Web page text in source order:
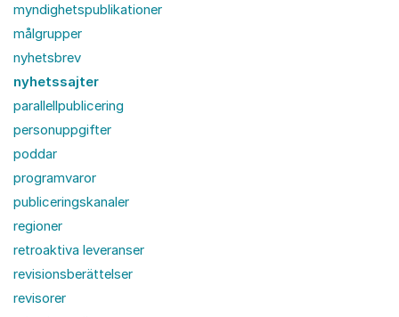
myndighetspublikationer
målgrupper
nyhetsbrev
nyhetssajter
parallellpublicering
personuppgifter
poddar
programvaror
publiceringskanaler
regioner
retroaktiva leveranser
revisionsberättelser
revisorer